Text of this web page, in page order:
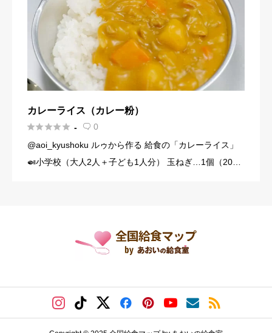
カレーライス（カレー粉）
 -  0
@aoi_kyushoku ルゥから作る 給食の「カレーライス」
🍛小学校（大人2人＋子ども1人分） 玉ねぎ…1個（200